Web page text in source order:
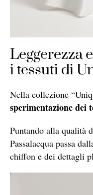
Leggerezza
i tessuti di
Nella collezione
sperimentazione dei
Puntando alla qualità
Passalacqua passa
chiffon e dei dettagli